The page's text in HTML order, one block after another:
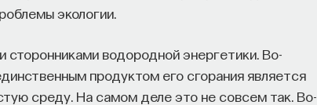
экологии.
водородной энергетики. Во-
продуктом его сгорания является
среду. На самом деле это не совсем так. Во-